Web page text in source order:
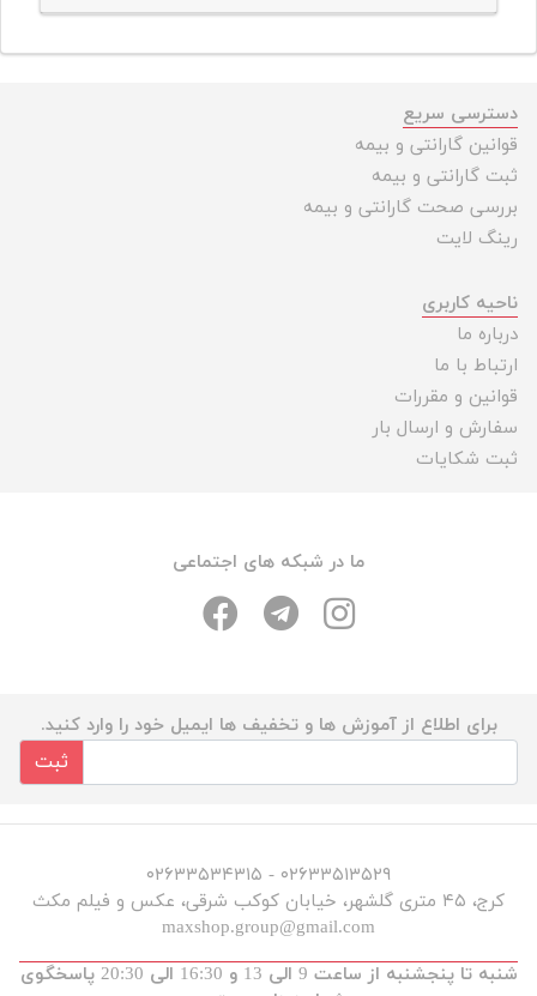
دسترسی سریع
قوانین گارانتی و بیمه
ثبت گارانتی و بیمه
بررسی صحت گارانتی و بیمه
رینگ لایت
ناحیه کاربری
درباره ما
ارتباط با ما
قوانین و مقررات
سفارش و ارسال بار
ثبت شکایات
ما در شبکه های اجتماعی
برای اطلاع از آموزش ها و تخفیف ها ایمیل خود را وارد کنید.
ثبت
۰۲۶۳۳۵۱۳۵۲۹ - ۰۲۶۳۳۵۳۴۳۱۵
کرج، ۴۵ متری گلشهر، خیابان کوکب شرقی، عکس و فیلم مکث
maxshop.group@gmail.com
شنبه تا پنجشنبه از ساعت 9 الی 13 و 16:30 الی 20:30 پاسخگوی